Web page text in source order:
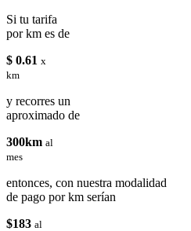
Si tu tarifa
por km es de
$ 0.61 x
km
y recorres un
aproximado de
300km al
mes
entonces, con nuestra modalidad
de pago por km serían
$183 al